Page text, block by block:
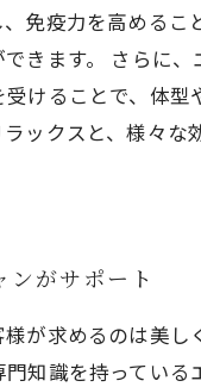
免疫力を高める
きます。 さらに
けることで、体
ックスと、様々
がサポート
が求めるのは美
知識を持ってい